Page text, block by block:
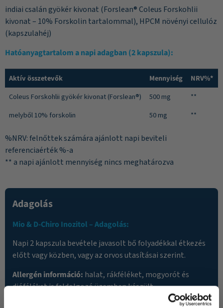
indiai csalán gyökér kivonat (Forslean® Coleus Forskohlii
kivonat – 10% Forskolin tartalommal), HPCM növényi cellulóz
(kapszulahéj)
Hatóanyagtartalom a napi adagban (2 kapszula):
Aktív összetevők Mennyiség
NRV%*
Coleus Forskohlii gyökér kivonat (Forslean®)
500 mg
**
melyből 10% forskolin
50 mg **
%NRV: felnőttek számára ajánlott napi beviteli
referenciaérték %-a
** a napi ajánlott mennyiség nincs meghatározva
Adagolás
Mio & D-Chiro Inozitol – Adagolás:
Napi 2 kapszula bevétele javasolt bő folyadékkal étkezés
előtt vagy közben, vagy az orvos utasításai szerint.
Allergén információ: halat, rákféléket, mogyorót és
dióféléket is feldolgozó üzemben készült.
: Az ajánlott fogyasztási mennyiséget